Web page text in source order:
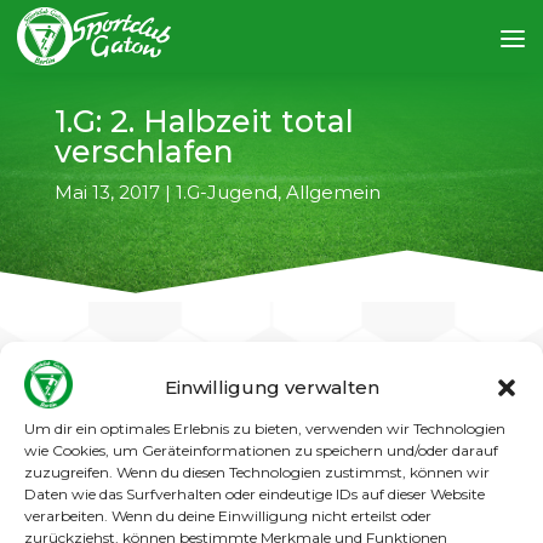
Einwilligung verwalten
Um dir ein optimales Erlebnis zu bieten, verwenden wir Technologien
wie Cookies, um Geräteinformationen zu speichern und/oder darauf
zuzugreifen. Wenn du diesen Technologien zustimmst, können wir
Daten wie das Surfverhalten oder eindeutige IDs auf dieser Website
verarbeiten. Wenn du deine Einwilligung nicht erteilst oder
zurückziehst, können bestimmte Merkmale und Funktionen
1.G: 2. Halbzeit total
verschlafen
Mai 13, 2017|1.G-Jugend, Allgemein
←
Gegen den 1. FC Wilmersdorf konnte Gatows
G1 in einer sehr guten 1. Halbzeit einen 0:2
Rückstand ausgleichen. Sekunden vor dem